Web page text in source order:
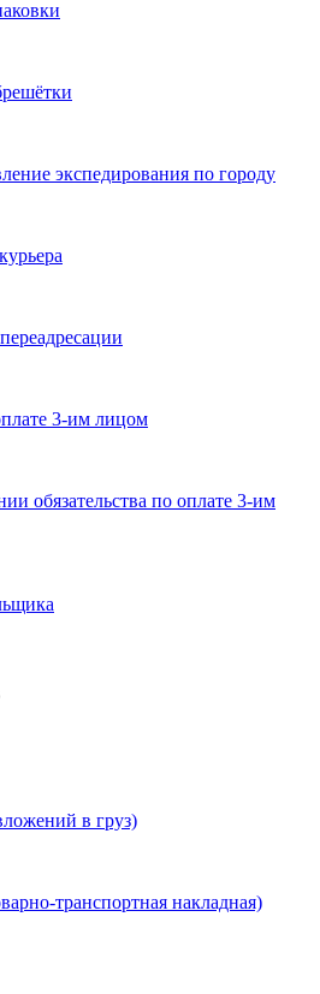
экспедирования по городу
3-им лицом
обязательства по оплате 3-им
в груз)
транспортная накладная)